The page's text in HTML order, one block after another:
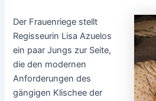
Der Frauenriege stellt
Regisseurin Lisa Azuelos
ein paar Jungs zur Seite,
die den modernen
Anforderungen des
gängigen Klischee der